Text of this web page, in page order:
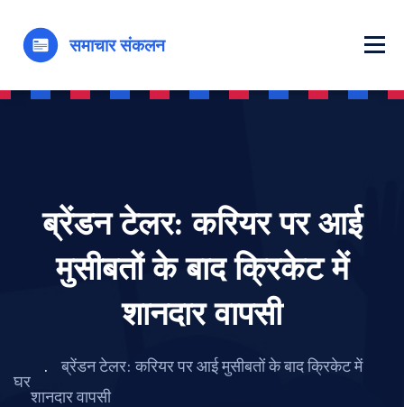
ब्रेंडन टेलर: करियर पर आई
मुसीबतों के बाद क्रिकेट में
शानदार वापसी
घर
ब्रेंडन टेलर: करियर पर आई मुसीबतों के बाद क्रिकेट में
शानदार वापसी